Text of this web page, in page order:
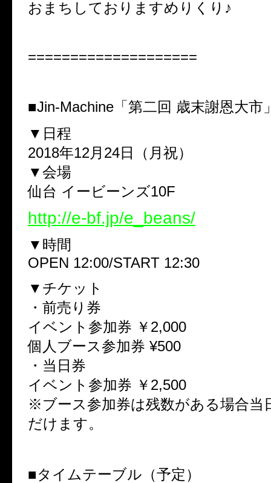
おまちしておりますめりくり♪
====================
■Jin-Machine「第二回 歳末謝恩大市
▼日程
2018年12月24日（月祝）
▼会場
仙台 イービーンズ10F
http://e-bf.jp/e_beans/
▼時間
OPEN 12:00/START 12:30
▼チケット
・前売り券
イベント参加券 ￥2,000
個人ブース参加券 ¥500
・当日券
イベント参加券 ￥2,500
※ブース参加券は残数がある場合当
だけます。
■タイムテーブル（予定）